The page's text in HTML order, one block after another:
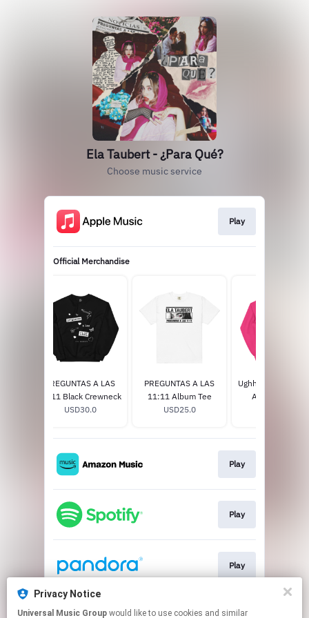
Ela Taubert - ¿Para Qué?
Choose music service
Play
Official Merchandise
PREGUNTAS A LAS
11:11 Black Crewneck
USD30.0
PREGUNTAS A LAS
11:11 Album Tee
USD25.0
Ughhhh ¿Por Qué
Así? Crewneck
Play
Play
Play
Play
Privacy Notice
Universal Music Group